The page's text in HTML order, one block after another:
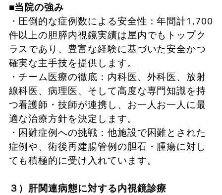
■当院の強み
・圧倒的な症例数による安全性：年間計1,700
件以上の胆膵内視鏡実績は屋内でもトップク
ラスであり、豊富な経験に基づいた安全かつ
確実な主手技を提供します。
・チーム医療の徹底：内科医、外科医、放射
線科医、病理医、そして高度な専門知識を持
つ看護師・技師が連携し、お一人お一人に最
適な治療方針を決定します。
・困難症例への挑戦：他施設で困難とされた
症例や、術後再建腸管例の胆石・腫瘍に対し
ても積極的に受け入れています。
３）肝関連病態に対する内視鏡診療